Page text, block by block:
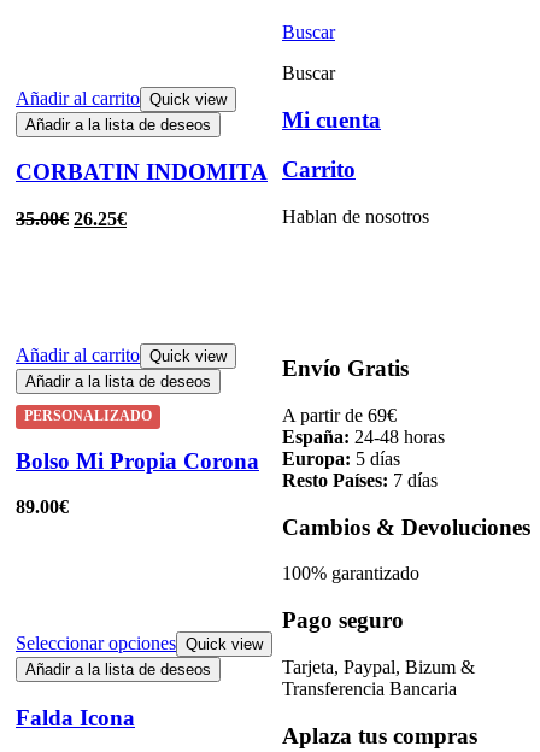
Añadir al carrito Quick view
Añadir a la lista de deseos
CORBATIN INDOMITA
35.00€ 26.25€
Añadir al carrito Quick view
Añadir a la lista de deseos
PERSONALIZADO
Bolso Mi Propia Corona
89.00€
Seleccionar opciones Quick view
Añadir a la lista de deseos
Falda Icona
Buscar
Buscar
Mi cuenta
Carrito
Hablan de nosotros
Envío Gratis
A partir de 69€
España: 24-48 horas
Europa: 5 días
Resto Países: 7 días
Cambios & Devoluciones
100% garantizado
Pago seguro
Tarjeta, Paypal, Bizum &
Transferencia Bancaria
Aplaza tus compras